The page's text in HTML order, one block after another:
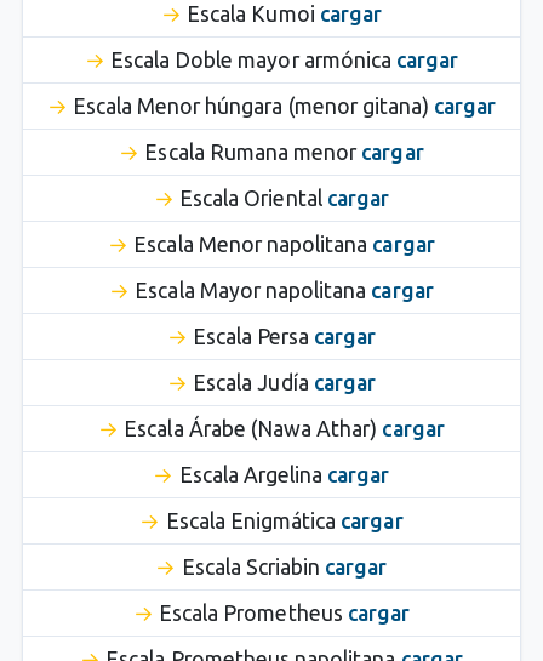
Escala Kumoi cargar
Escala Doble mayor armónica cargar
Escala Menor húngara (menor gitana) cargar
Escala Rumana menor cargar
Escala Oriental cargar
Escala Menor napolitana cargar
Escala Mayor napolitana cargar
Escala Persa cargar
Escala Judía cargar
Escala Árabe (Nawa Athar) cargar
Escala Argelina cargar
Escala Enigmática cargar
Escala Scriabin cargar
Escala Prometheus cargar